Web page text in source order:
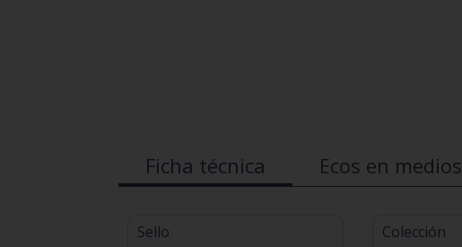
Ficha técnica Ecos en medios
Sello Colección